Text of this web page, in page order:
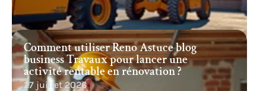
Comment utiliser Reno Astuce blog
business Travaux pour lancer une
activité rentable en rénovation ?
27 juillet 2026